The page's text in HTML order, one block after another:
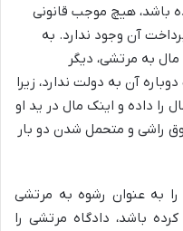
باشد، هیچ موجب قانونی
آن وجود ندارد. به
به مرتشی، دیگر
آن به دولت ندارد، زیرا
را داده و اینک مال در ید او
راشی و متحمل شدن دو بار
را به عنوان رشوه به مرتشی
باشد، دادگاه مرتشی را